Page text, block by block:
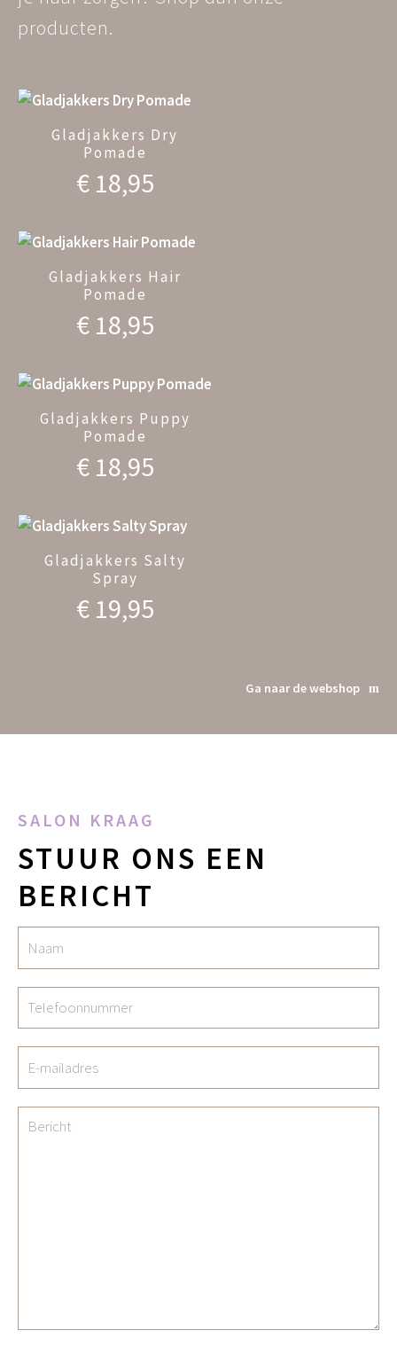
producten.
Gladjakkers Dry
Pomade
€18,95
Gladjakkers Hair
Pomade
€18,95
Gladjakkers Puppy
Pomade
€18,95
Gladjakkers Salty
Spray
€19,95
Ga naar de webshop
SALON KRAAG
STUUR ONS EEN
BERICHT